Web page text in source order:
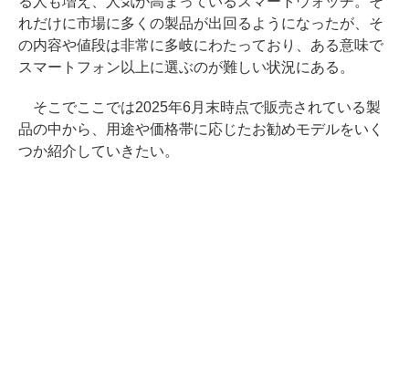
れだけに市場に多くの製品が出回るようになったが、そ
の内容や値段は非常に多岐にわたっており、ある意味で
スマートフォン以上に選ぶのが難しい状況にある。
そこでここでは2025年6月末時点で販売されている製
品の中から、用途や価格帯に応じたお勧めモデルをいく
つか紹介していきたい。